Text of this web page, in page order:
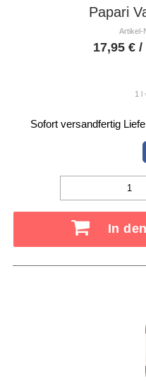
Papari
Artikel-
17,95 €/
1 l
Sofort versandfertig
In